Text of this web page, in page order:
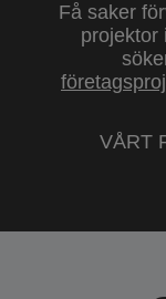
Få saker
projektor
VÅRT